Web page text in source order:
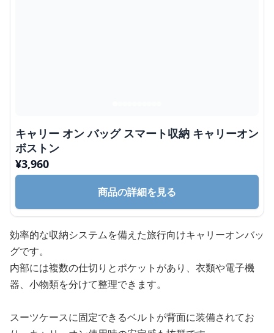
キャリー オン バッグ スマート収納 キャリーオン
ボストン
¥3,960
商品の詳細を見る
効率的な収納システムを備えた旅行向けキャリーオンバッ
グです。
内部には複数の仕切りとポケットがあり、衣類や電子機
器、小物類を分けて整理できます。
スーツケースに固定できるベルトが背面に装備されてお